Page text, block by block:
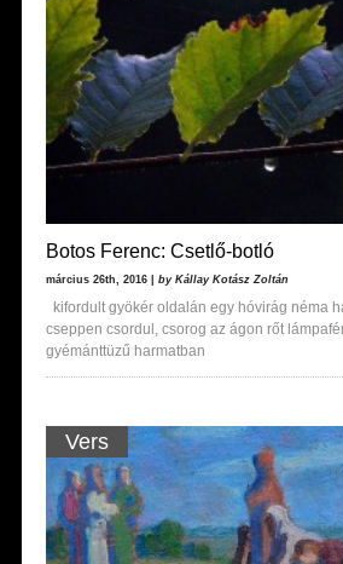
Botos Ferenc: Csetlő-botló
március 26th, 2016 | by Kállay Kotász Zoltán
kifordult gyökér oldalán egy hóvirág néma
cseppen csordul, csorog az ágon rőt
gyémánttüzű harmatban
Vers